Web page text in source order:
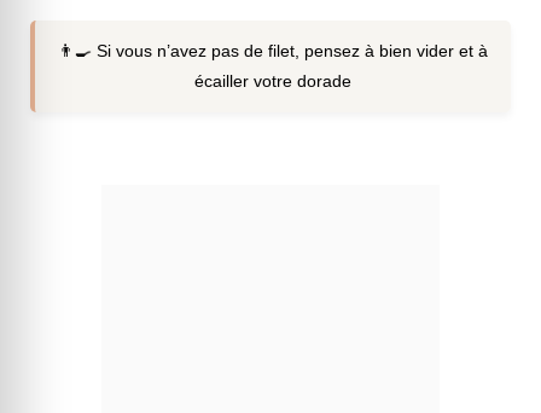
👨‍🍳 Si vous n’avez pas de filet, pensez à bien vider et à
écailler votre dorade